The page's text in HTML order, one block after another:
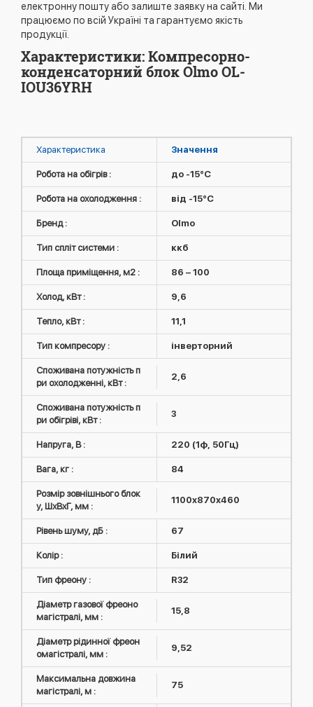
електронну пошту або залиште заявку на сайті. Ми
працюємо по всій Україні та гарантуємо якість
продукції.
Характеристики: Компресорно-
конденсаторний блок Olmo OL-
IOU36YRH
Характеристика Значення
Робота на обігрів : до -15°C
Робота на охолодження : від -15°C
Бренд : Olmo
Тип спліт системи : ккб
Площа приміщення, м2 : 86 – 100
Холод, кВт : 9,6
Тепло, кВт : 11,1
Тип компресору : інверторний
Споживана потужність п
ри охолодженні, кВт :
2,6
Споживана потужність п
ри обігріві, кВт :
3
Напруга, В : 220 (1ф, 50Гц)
Вага, кг : 84
Розмір зовнішнього блок
у, ШxВxГ, мм :
1100x870x460
Рівень шуму, дБ : 67
Колір : Білий
Тип фреону : R32
Діаметр газової фреоно
магістралі, мм :
15,8
Діаметр рідинної фреон
омагістралі, мм :
9,52
Максимальна довжина
магістралі, м :
75